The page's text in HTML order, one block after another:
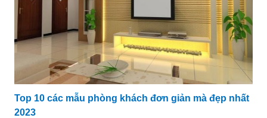
Top 10 các mẫu phòng khách đơn giản mà đẹp nhất
2023